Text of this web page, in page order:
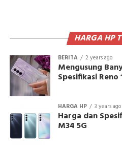
HARGA HP
BERITA 2 years ago
Mengusung
Spesifikasi Reno
HARGA HP 3 years ago
Harga dan
M34 5G